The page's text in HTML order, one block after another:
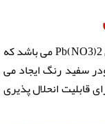
نیترات سرب ترکیبی شیمیایی با فرمول ساختاری Pb(NO3)2 می باشد که
سفید رنگ ایجاد می
انحلال پذیری